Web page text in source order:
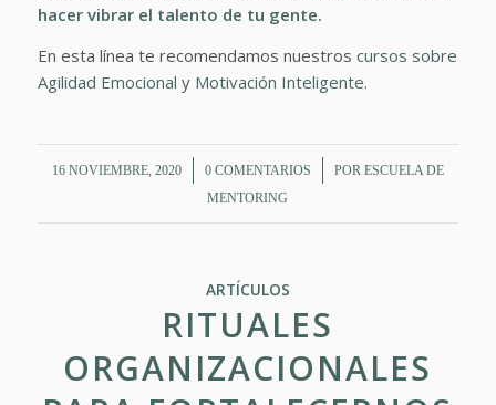
hacer vibrar el talento de tu gente.
En esta línea te recomendamos nuestros cursos sobre
Agilidad Emocional y Motivación Inteligente.
16 NOVIEMBRE, 2020
/ 0 COMENTARIOS
/ POR ESCUELA DE
MENTORING
ARTÍCULOS
RITUALES
ORGANIZACIONALES